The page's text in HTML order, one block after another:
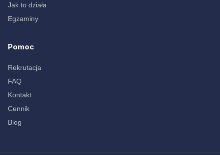
Jak to działa
Egzaminy
Pomoc
Rekrutacja
FAQ
Kontakt
Cennik
Blog